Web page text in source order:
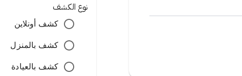
نوع الكشف
كشف أونلاين
كشف بالمنزل
كشف بالعيادة